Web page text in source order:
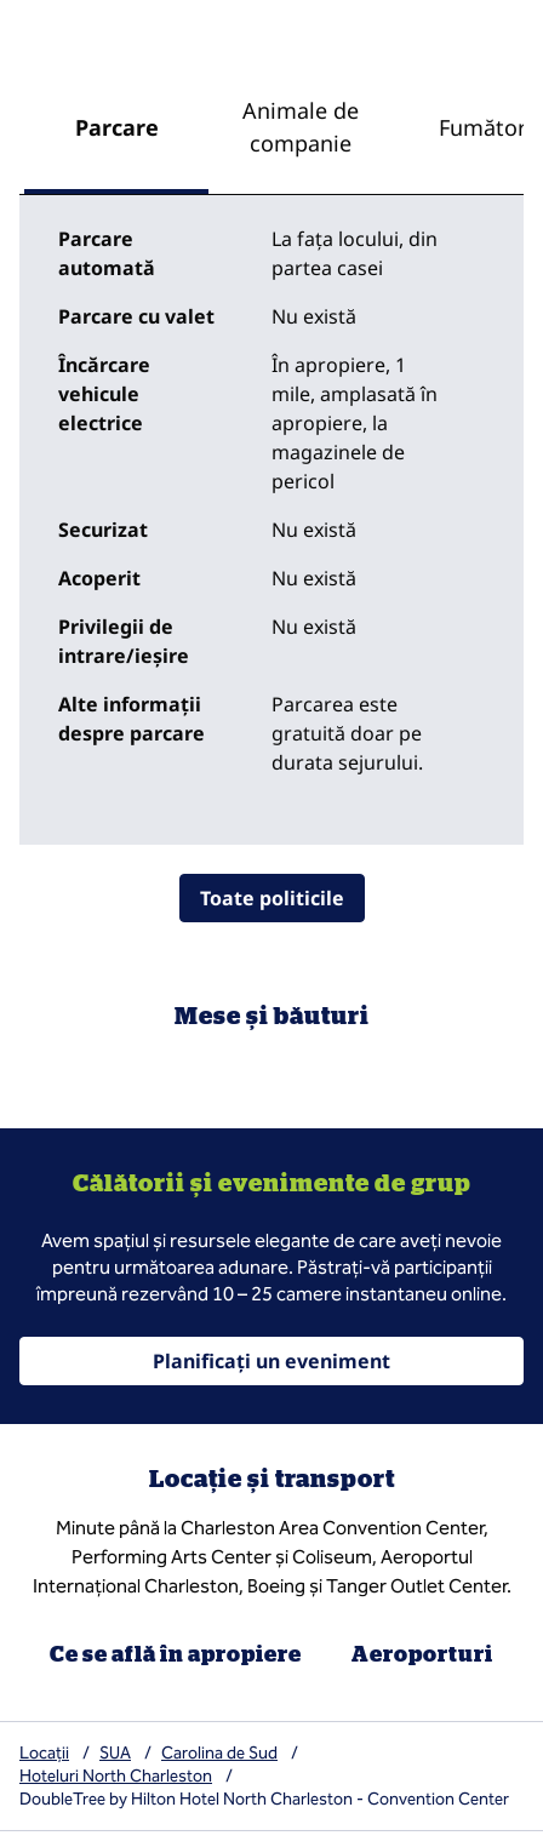
Parcare
Animale de
companie
Fumători
Parcare
automată
La fața locului, din
partea casei
Parcare cu valet
Nu există
Încărcare
vehicule
electrice
În apropiere, 1
mile, amplasată în
apropiere, la
magazinele de
pericol
Securizat
Nu există
Acoperit
Nu există
Privilegii de
intrare/ieșire
Nu există
Alte informații
despre parcare
Parcarea este
gratuită doar pe
durata sejurului.
Toate politicile
Mese și băuturi
Călătorii și evenimente de grup
Avem spațiul și resursele elegante de care aveți nevoie
pentru următoarea adunare. Păstrați-vă participanții
împreună rezervând 10 – 25 camere instantaneu online.
Planificați un eveniment
Locație și transport
Minute până la Charleston Area Convention Center,
Performing Arts Center și Coliseum, Aeroportul
Internațional Charleston, Boeing și Tanger Outlet Center.
Ce se află în apropiere Aeroporturi
Locații / SUA / Carolina de Sud
/
Hoteluri North Charleston
/
DoubleTree by Hilton Hotel North Charleston - Convention Center